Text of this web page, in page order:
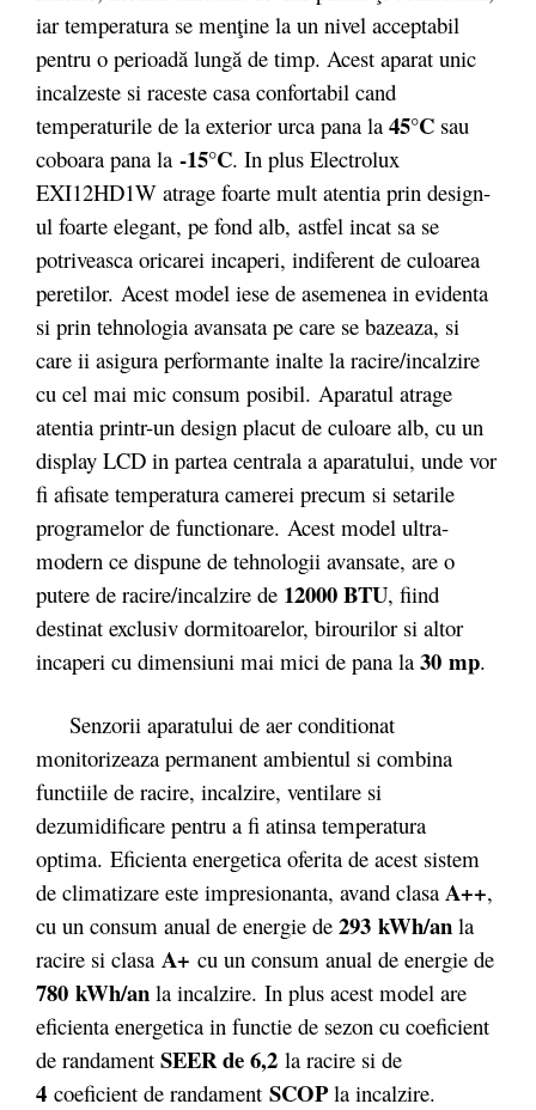
iar temperatura se menţine la un nivel acceptabil
pentru o perioadă lungă de timp. Acest aparat unic
incalzeste si raceste casa confortabil cand
temperaturile de la exterior urca pana la 45°C sau
coboara pana la -15°C. In plus Electrolux
EXI12HD1W atrage foarte mult atentia prin design-
ul foarte elegant, pe fond alb, astfel incat sa se
potriveasca oricarei incaperi, indiferent de culoarea
peretilor. Acest model iese de asemenea in evidenta
si prin tehnologia avansata pe care se bazeaza, si
care ii asigura performante inalte la racire/incalzire
cu cel mai mic consum posibil. Aparatul atrage
atentia printr-un design placut de culoare alb, cu un
display LCD in partea centrala a aparatului, unde vor
fi afisate temperatura camerei precum si setarile
programelor de functionare. Acest model ultra-
modern ce dispune de tehnologii avansate, are o
putere de racire/incalzire de 12000 BTU, fiind
destinat exclusiv dormitoarelor, birourilor si altor
incaperi cu dimensiuni mai mici de pana la 30 mp.
Senzorii aparatului de aer conditionat
monitorizeaza permanent ambientul si combina
functiile de racire, incalzire, ventilare si
dezumidificare pentru a fi atinsa temperatura
optima. Eficienta energetica oferita de acest sistem
de climatizare este impresionanta, avand clasa A++,
cu un consum anual de energie de 293 kWh/an la
racire si clasa A+ cu un consum anual de energie de
780 kWh/an la incalzire. In plus acest model are
eficienta energetica in functie de sezon cu coeficient
de randament SEER de 6,2 la racire si de
4 coeficient de randament SCOPla incalzire.